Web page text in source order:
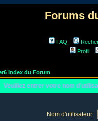
Forums
FAQ
Profil
Index du Forum
Veuillez entrer votre nom
Nom d'utilisateur: